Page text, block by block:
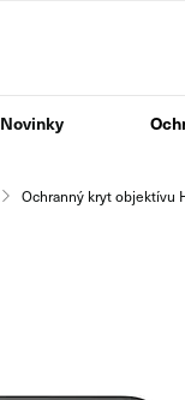
Novinky
Ochranný kryt objektívu